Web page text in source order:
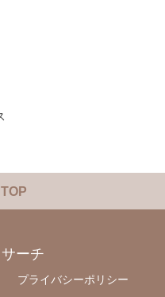
ーチ
プライバシーポリシー